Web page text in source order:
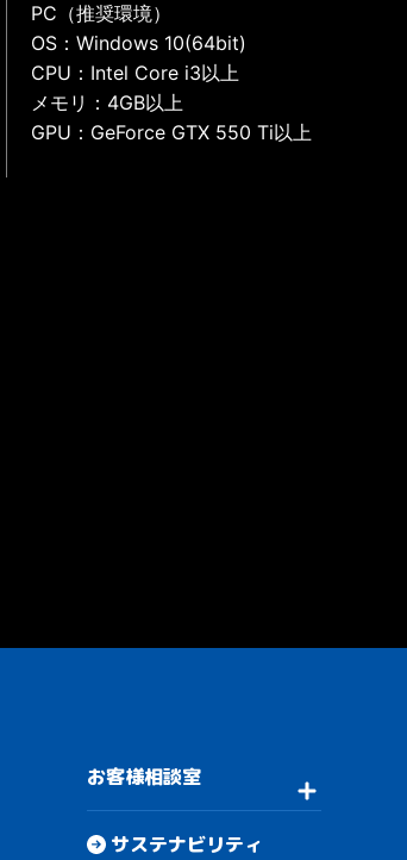
PC（推奨環境）
OS：Windows 10(64bit)
CPU：Intel Core i3以上
メモリ：4GB以上
GPU：GeForce GTX 550 Ti以上
お客様相談室
サステナビリティ